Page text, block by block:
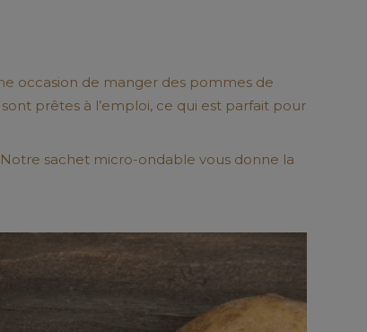
occasion de manger des pommes de
sont prêtes à l’emploi, ce qui est parfait pour
sachet micro-ondable vous donne la